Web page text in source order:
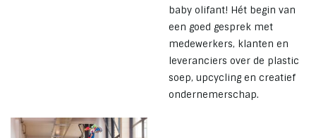
baby olifant! Hét begin van
een goed gesprek met
medewerkers, klanten en
leveranciers over de plastic
soep, upcycling en creatief
ondernemerschap.